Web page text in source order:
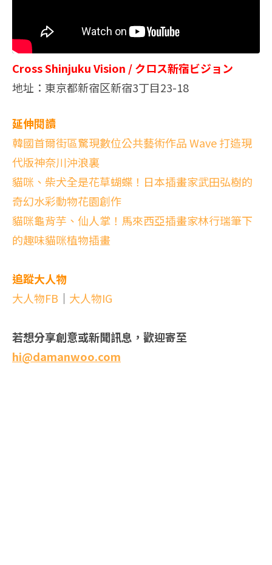
Cross Shinjuku Vision / クロス新宿ビジョン
地址：東京都新宿区新宿3丁目23-18
延伸閱讀
韓國首爾街區驚現數位公共藝術作品 Wave 打造現
代版神奈川沖浪裏
貓咪、柴犬全是花草蝴蝶！日本插畫家武田弘樹的
奇幻水彩動物花園創作
貓咪龜背芋、仙人掌！馬來西亞插畫家林行瑞筆下
的趣味貓咪植物插畫
追蹤大人物
大人物FB ｜ 大人物IG
若想分享創意或新聞訊息，歡迎寄至
hi@damanwoo.com